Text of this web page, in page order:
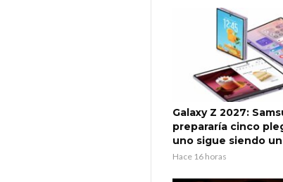
Galaxy Z 2027:
prepararía cinco
uno sigue siendo
Hace 16 horas